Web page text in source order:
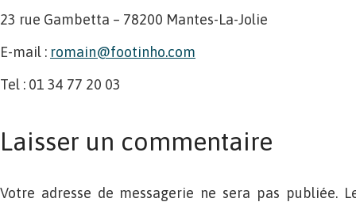
23 rue Gambetta – 78200 Mantes-La-Jolie
E-mail : romain@footinho.com
Tel : 01 34 77 20 03
Laisser un commentaire
Votre adresse de messagerie ne sera pas publiée.